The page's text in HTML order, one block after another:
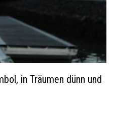
in Träumen dünn und